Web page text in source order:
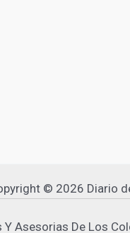
© 2026 Diario
Asesorias De Los